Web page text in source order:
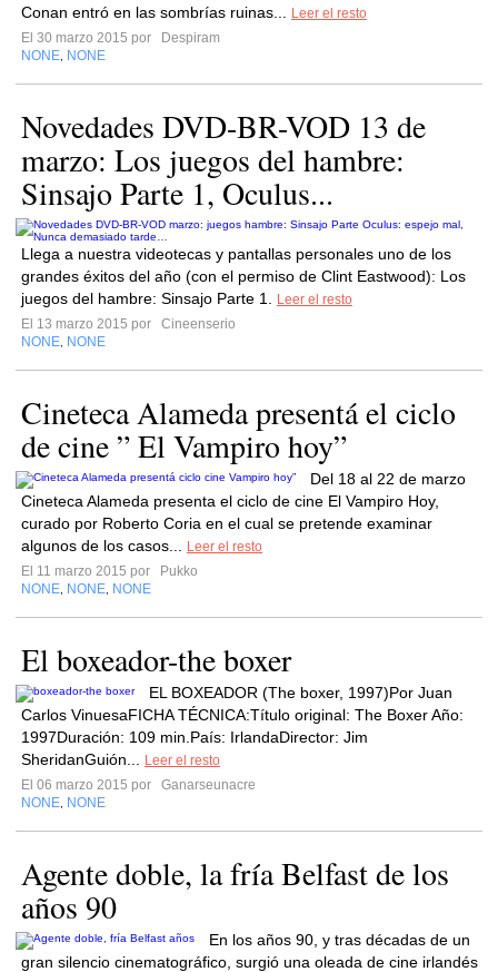
Conan entró en las sombrías ruinas...
Leer el resto
El 30 marzo 2015 por
Despiram
NONE NONE
Novedades DVD-BR-VOD 13 de
marzo: Los juegos del hambre:
Sinsajo Parte 1, Oculus...
Llega a nuestra videotecas y pantallas personales uno de los
grandes éxitos del año (con el permiso de Clint Eastwood): Los
juegos del hambre: Sinsajo Parte 1.
Leer el resto
El 13 marzo 2015 por
Cineenserio
NONE NONE
Cineteca Alameda presentá el ciclo
de cine ” El Vampiro hoy”
Del 18 al 22 de marzo
Cineteca Alameda presenta el ciclo de cine El Vampiro Hoy,
curado por Roberto Coria en el cual se pretende examinar
algunos de los casos...
Leer el resto
El 11 marzo 2015 por
Pukko
NONE NONE NONE
El boxeador-the boxer
EL BOXEADOR (The boxer, 1997)Por Juan
Carlos VinuesaFICHA TÉCNICA:Título original: The Boxer Año:
1997Duración: 109 min.País: IrlandaDirector: Jim
SheridanGuión...
Leer el resto
El 06 marzo 2015 por
Ganarseunacre
NONE NONE
Agente doble, la fría Belfast de los
años 90
En los años 90, y tras décadas de un
gran silencio cinematográfico, surgió una oleada de cine irlandés